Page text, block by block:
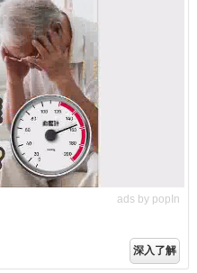
ads by popIn
深入了解